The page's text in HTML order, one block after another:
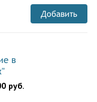
Добавить
в
руб.